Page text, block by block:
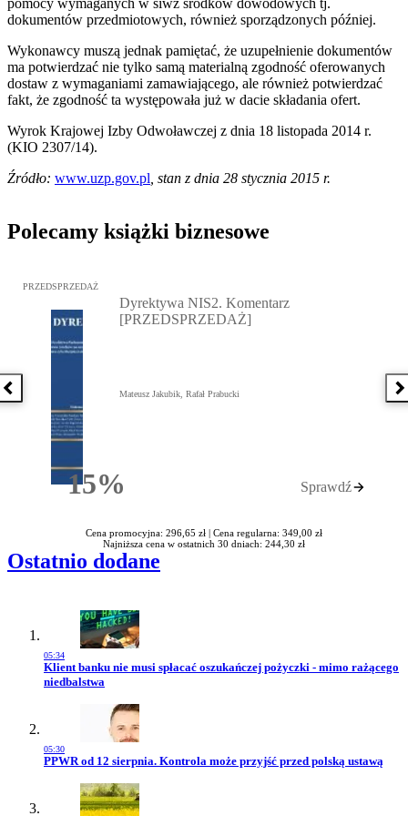
pomocy wymaganych w siwz środków dowodowych tj.
dokumentów przedmiotowych, również sporządzonych później.
Wykonawcy muszą jednak pamiętać, że uzupełnienie dokumentów
ma potwierdzać nie tylko samą materialną zgodność oferowanych
dostaw z wymaganiami zamawiającego, ale również potwierdzać
fakt, że zgodność ta występowała już w dacie składania ofert.
Wyrok Krajowej Izby Odwoławczej z dnia 18 listopada 2014 r.
(KIO 2307/14).
Źródło: www.uzp.gov.pl, stan z dnia 28 stycznia 2015 r.
Polecamy książki biznesowe
Poprzednia książka
Przejdź do: Dyrektywa NIS2. Komentarz [PRZEDSPRZEDAŻ],
PRZEDSPRZEDAŻ
15%Rabatu
Dyrektywa NIS2. Komentarz
[PRZEDSPRZEDAŻ]
Mateusz Jakubik, Rafał Prabucki
Sprawdź
Cena promocyjna: 296,65 zł | Cena regularna: 349,00 zł
Najniższa cena w ostatnich 30 dniach: 244,30 zł
Ostatnio dodane
05:34
Przejdź do artykułu:
Klient banku nie musi spłacać oszukańczej pożyczki - mimo rażącego
niedbalstwa
05:30
Przejdź do artykułu:
PPWR od 12 sierpnia. Kontrola może przyjść przed polską ustawą